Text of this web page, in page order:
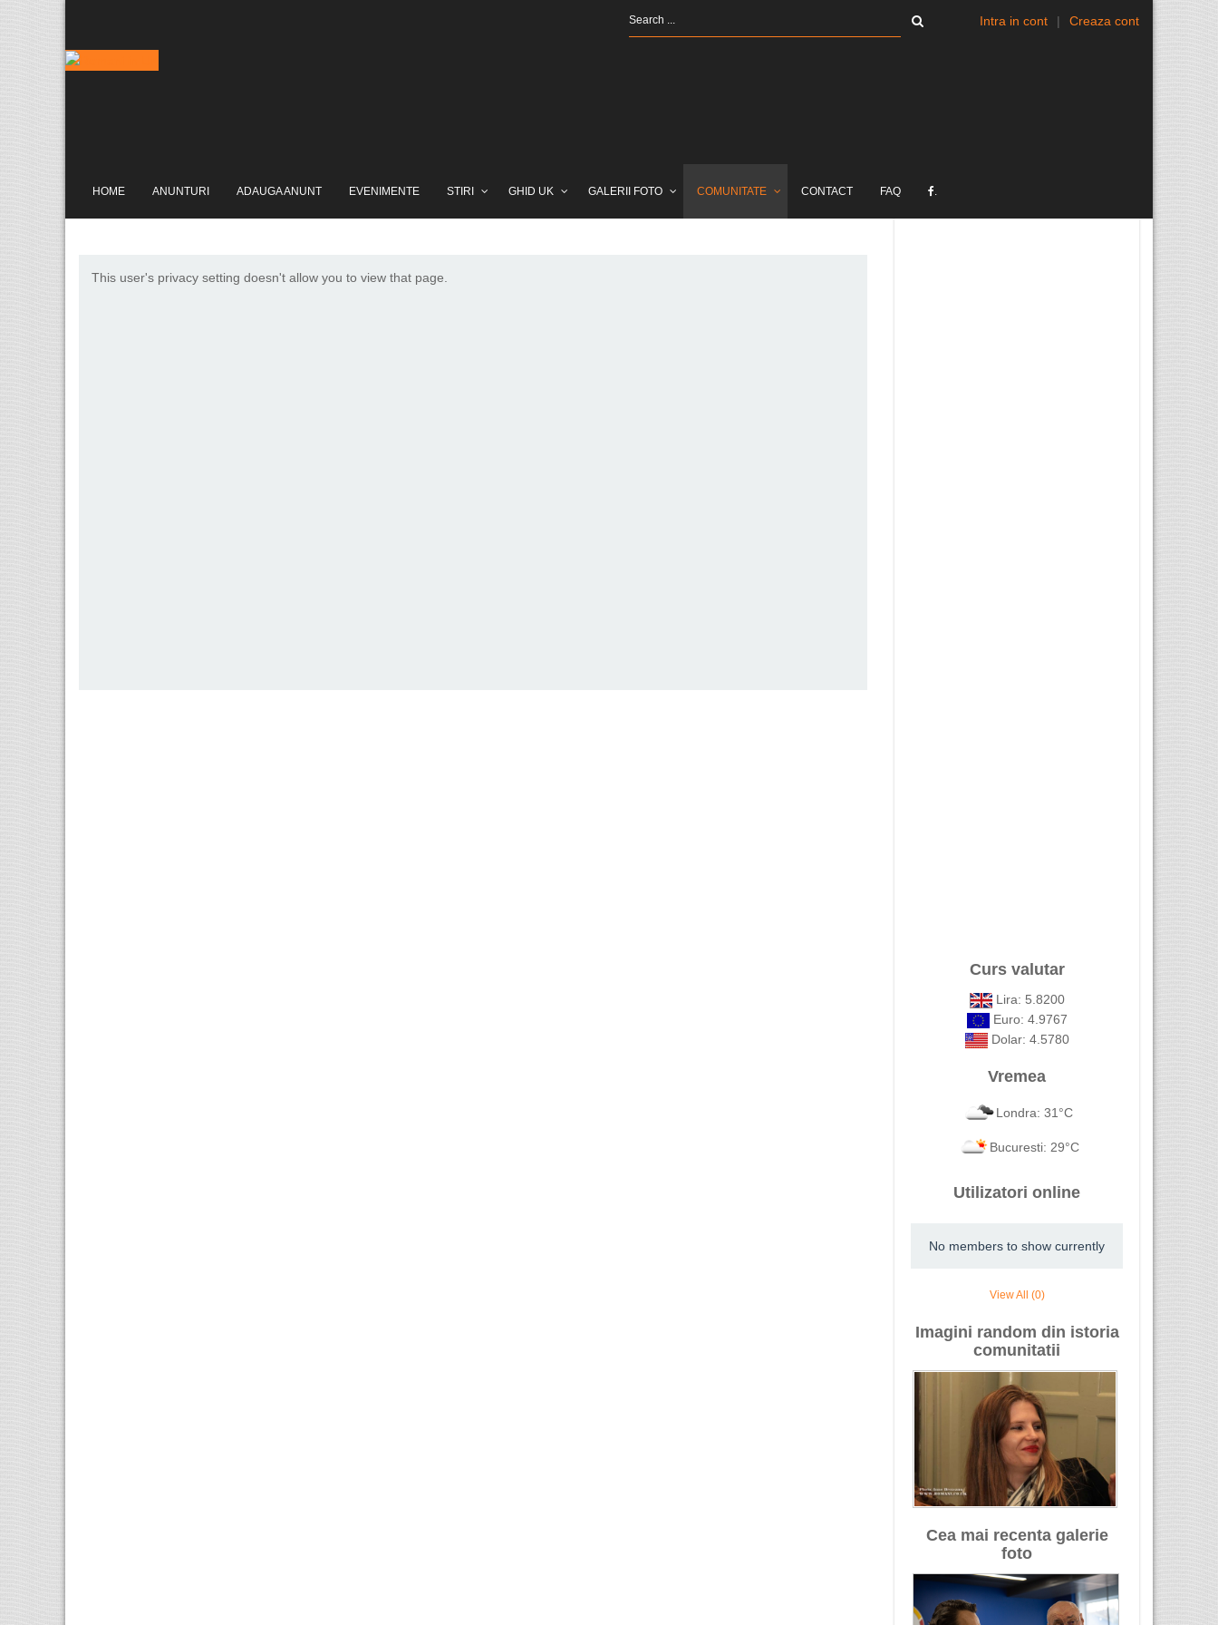
Intra in cont | Creaza cont
HOME ANUNTURI ADAUGA ANUNT EVENIMENTE STIRI GHID UK GALERII FOTO COMUNITATE CONTACT FAQ .
This user's privacy setting doesn't allow you to view that page.
Curs valutar
Lira: 5.8200
Euro: 4.9767
Dolar: 4.5780
Vremea
Londra: 31°C
Bucuresti: 29°C
Utilizatori online
No members to show currently
View All (0)
Imagini random din istoria
comunitatii
Cea mai recenta galerie
foto